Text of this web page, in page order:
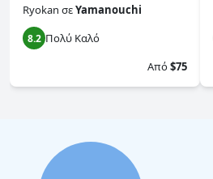
Ryokan σεYamanouchi
8.2 Πολύ Καλό
Από$75